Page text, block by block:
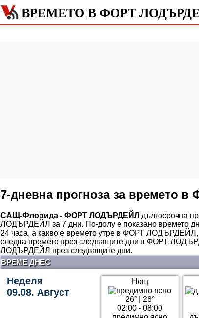
ВРЕМЕТО В ФОРТ
7-дневна прогноза за времето
САЩ-Флорида - ФОРТ ЛОДЪРДЕЙЛ дългосрочна
ЛОДЪРДЕЙЛ за 7 дни. По-долу е показано времето
24 часа, а какво е времето утре в ФОРТ ЛОДЪРДЕЙЛ,
следва времето през следващите дни в ФОРТ
ЛОДЪРДЕЙЛ през следващите дни.
ВРЕМЕ ДНЕС
Неделя
09.08. Август
Нощ
26°| 28°
02:00 - 08:00